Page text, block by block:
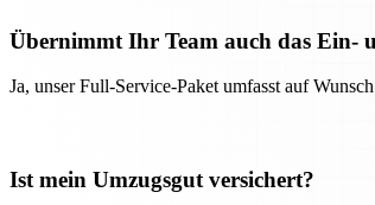
Übernimmt Ihr Team auch das Ein-
Ja, unser Full-Service-Paket umfasst auf
Ist mein Umzugsgut versichert?